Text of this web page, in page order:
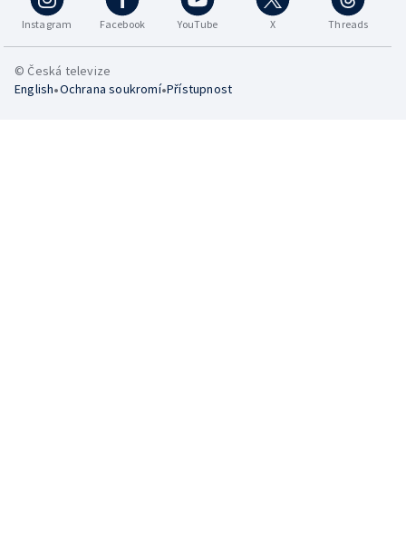
Instagram Facebook YouTube X Threads
© Česká televize
English•Ochrana soukromí•Přístupnost